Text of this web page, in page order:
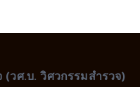
วศ.บ. วิศวกรรมสำรวจ)